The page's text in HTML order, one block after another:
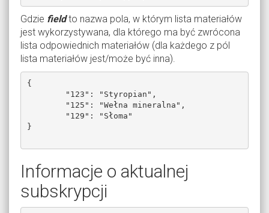
Gdzie fieldto nazwa pola, w którym lista materiałów
jest wykorzystywana, dla którego ma być zwrócona
lista odpowiednich materiałów (dla każdego z pól
lista materiałów jest/może być inna).
{
}
Informacje o aktualnej
subskrypcji